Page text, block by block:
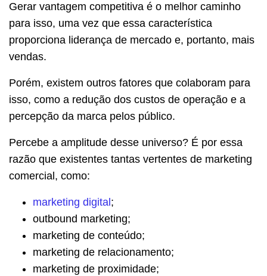
Gerar vantagem competitiva é o melhor caminho
para isso, uma vez que essa característica
proporciona liderança de mercado e, portanto, mais
vendas.
Porém, existem outros fatores que colaboram para
isso, como a redução dos custos de operação e a
percepção da marca pelos público.
Percebe a amplitude desse universo? É por essa
razão que existentes tantas vertentes de marketing
comercial, como:
marketing digital ;
outbound marketing;
marketing de conteúdo;
marketing de relacionamento;
marketing de proximidade;